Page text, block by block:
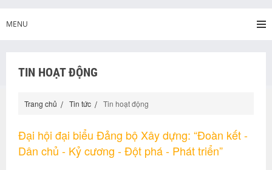
MENU
TIN HOẠT ĐỘNG
Trang chủ Tin tức Tin hoạt động
Đại hội đại biểu Đảng bộ Xây dựng: “Đoàn kết -
Dân chủ - Kỷ cương - Đột phá - Phát triển”